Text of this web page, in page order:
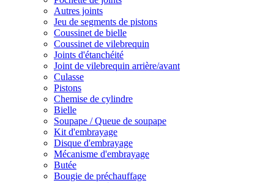
Autres joints
Jeu de segments de pistons
Coussinet de bielle
Coussinet de vilebrequin
Joints d'étanchéité
Joint de vilebrequin arrière/avant
Culasse
Pistons
Chemise de cylindre
Bielle
Soupape / Queue de soupape
Kit d'embrayage
Disque d'embrayage
Mécanisme d'embrayage
Butée
Bougie de préchauffage